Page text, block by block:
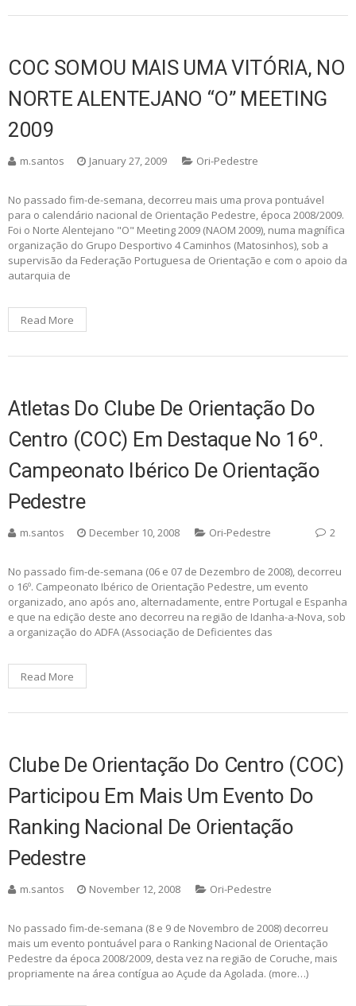
COC SOMOU MAIS UMA VITÓRIA, NO
NORTE ALENTEJANO “O” MEETING
2009
m.santos January 27, 2009 Ori-Pedestre
No passado fim-de-semana, decorreu mais uma prova pontuável
para o calendário nacional de Orientação Pedestre, época 2008/2009.
Foi o Norte Alentejano "O" Meeting 2009 (NAOM 2009), numa magnífica
organização do Grupo Desportivo 4 Caminhos (Matosinhos), sob a
supervisão da Federação Portuguesa de Orientação e com o apoio da
autarquia de
Read More
Atletas Do Clube De Orientação Do
Centro (COC) Em Destaque No 16º.
Campeonato Ibérico De Orientação
Pedestre
m.santos December 10, 2008 Ori-Pedestre 2
No passado fim-de-semana (06 e 07 de Dezembro de 2008), decorreu
o 16º. Campeonato Ibérico de Orientação Pedestre, um evento
organizado, ano após ano, alternadamente, entre Portugal e Espanha
e que na edição deste ano decorreu na região de Idanha-a-Nova, sob
a organização do ADFA (Associação de Deficientes das
Read More
Clube De Orientação Do Centro (COC)
Participou Em Mais Um Evento Do
Ranking Nacional De Orientação
Pedestre
m.santos November 12, 2008 Ori-Pedestre
No passado fim-de-semana (8 e 9 de Novembro de 2008) decorreu
mais um evento pontuável para o Ranking Nacional de Orientação
Pedestre da época 2008/2009, desta vez na região de Coruche, mais
propriamente na área contígua ao Açude da Agolada. (more…)